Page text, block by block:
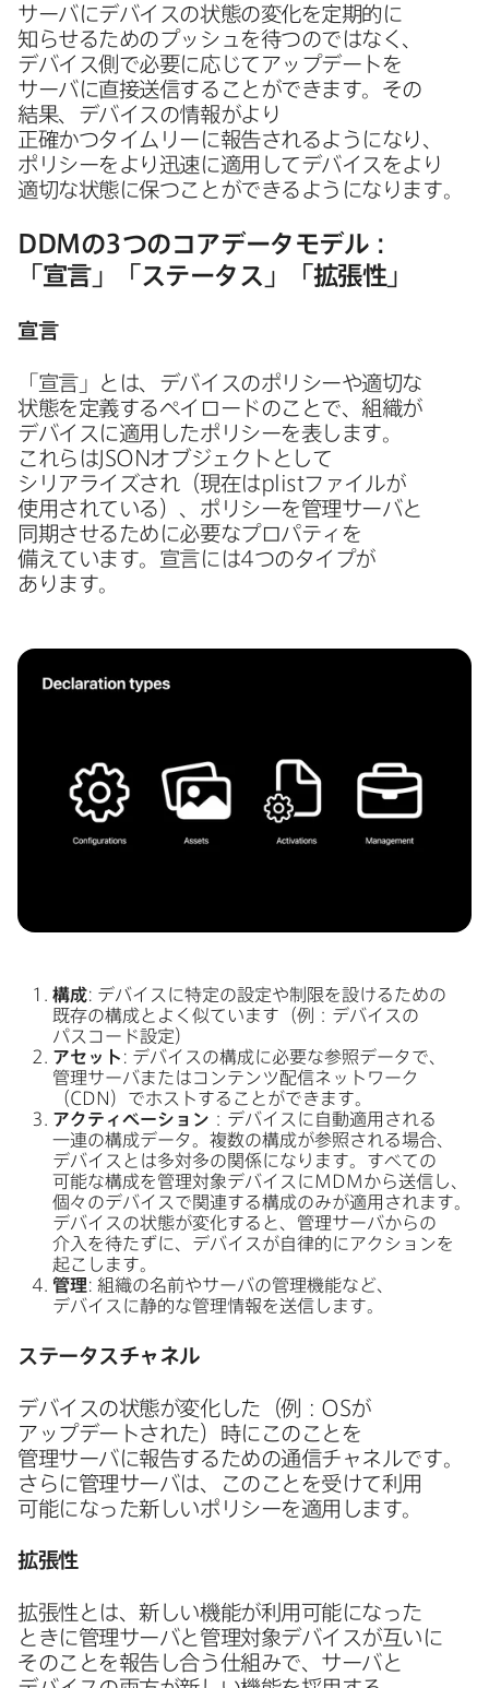
サーバに​デバイスの​状態の​変化を​定期的に​
知らせる​ための​プッシュを​待つのではなく、​
デバイス側で​必要に​応じて​アップデートを​
サーバに​直接送信する​ことができます。​その​
結果、​デバイスの​情報が​より​
正確かつタイムリーに​報告されるようになり、​
ポリシーを​より​迅速に​適用して​デバイスを​より​
適切な​状態に​保つことができるようになります。
DDMの3つの​コアデータモデル：
「宣言」​「ステータス」​「拡張性」
宣言
「宣言」とは、​デバイスの​ポリシーや​適切な​
状態を​定義する​ペイロードの​ことで、​組織が​
デバイスに​適用した​ポリシーを​表します。​
これらは JSON オブジェクトと​して​
シリアライズされ​（現在はplistファイルが​
使用されている）、​ポリシーを​管理サーバと​
同期させる​ために​必要な​プロパティを​
備えています。​宣言には4つの​タイプが​
あります。
構成: デバイスに​特定の​設定や​制限を​設ける​ための​
既存の​構成と​よく​似ています​（例：デバイスの​
パスコード設定）
アセット : デバイスの​構成に​必要な​参照データで、​
管理サーバまたは​コンテンツ配信ネットワーク​
（CDN ）で​ホストする​ことができます。
アクティベーション ：デバイスに​自動適用される​
一連の​構成データ。​複数の​構成が​参照される​場合、​
デバイスとは​多対多の​関係に​なります。​すべての​
可能な​構成を​管理対象デバイスにMDMから​送信し、​
個々の​デバイスで​関連する​構成のみが​適用されます。​
デバイスの​状態が​変化すると、​管理サーバからの​
介入を​待たずに、​デバイスが​自律的に​アクションを​
起こします。
管理: 組織の​名前や​サーバの​管理機能など、​
デバイスに​静的な​管理情報を​送信します。
ステータスチャネル
デバイスの​状態が​変化した​（例： OSが​
アップデートされた）​時に​この​ことを​
管理サーバに​報告する​ための​通信チャネルです。​
さらに​管理サーバは、​この​ことを​受けて​利用​
可能に​なった​新しい​ポリシーを​適用します。
拡張性
拡張性とは、​新しい​機能が​利用​可能に​なった​
ときに​管理サーバと​管理対象デバイスが​互いに​
その​ことを​報告し合う​仕組みで、​サーバと​